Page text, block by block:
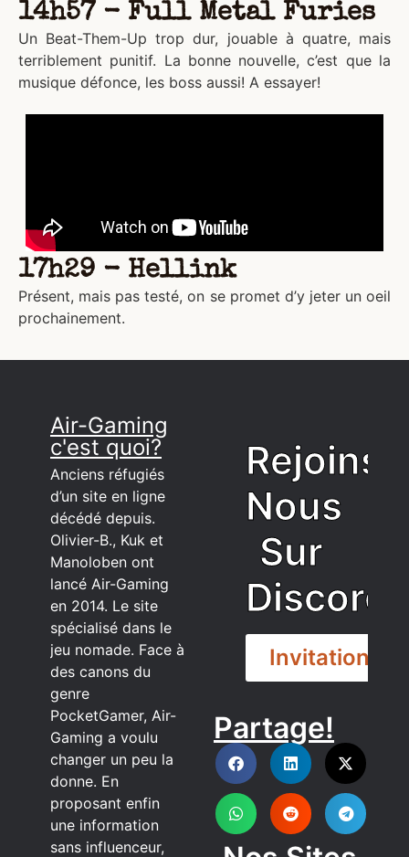
14h57 - Full Metal Furies
Un Beat-Them-Up trop dur, jouable à quatre, mais
terriblement punitif. La bonne nouvelle, c’est que la
musique défonce, les boss aussi! A essayer!
17h29 - Hellink
Présent, mais pas testé, on se promet d’y jeter un oeil
prochainement.
Air-Gaming
c'est quoi?
Anciens réfugiés
d’un site en ligne
décédé depuis.
Olivier-B., Kuk et
Manoloben ont
lancé Air-Gaming
en 2014. Le site
spécialisé dans le
jeu nomade. Face à
des canons du
genre
PocketGamer, Air-
Gaming a voulu
changer un peu la
donne. En
proposant enfin
une information
sans influenceur,
Rejoins
Nous
Sur
Discord
Invitation
DISCORD
Partage!